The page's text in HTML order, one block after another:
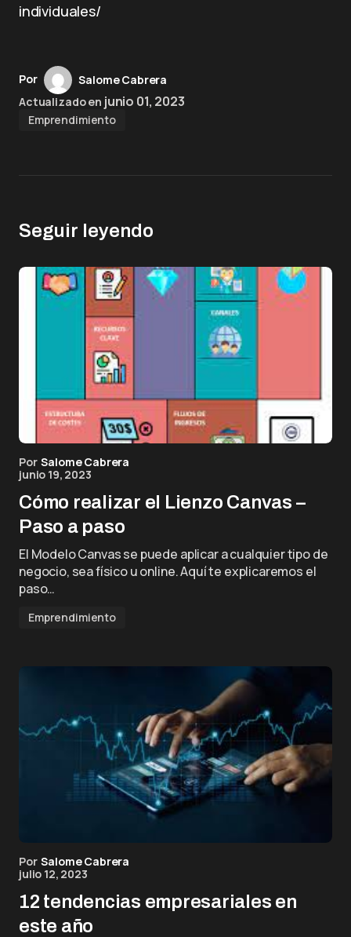
individuales/
Por
Salome Cabrera
Actualizado en junio 01, 2023
Emprendimiento
Seguir leyendo
Por Salome Cabrera
junio 19, 2023
Cómo realizar el Lienzo Canvas –
Paso a paso
El Modelo Canvas se puede aplicar a cualquier tipo de
negocio, sea físico u online. Aquí te explicaremos el
paso…
Emprendimiento
Por Salome Cabrera
julio 12, 2023
12 tendencias empresariales en
este año